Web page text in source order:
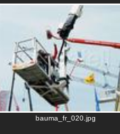
bauma_fr_020.jpg